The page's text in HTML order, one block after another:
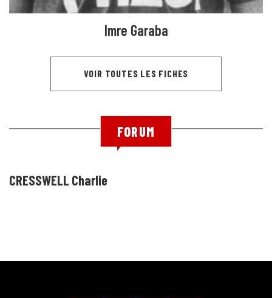
Imre Garaba
VOIR TOUTES LES FICHES
FORUM
CRESSWELL Charlie